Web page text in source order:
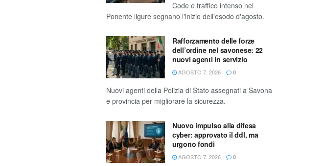
Code e traffico intenso nel
Ponente ligure segnano l'inizio dell'esodo d'agosto.
Rafforzamento delle forze
dell’ordine nel savonese: 22
nuovi agenti in servizio
AGOSTO 7, 2026 0
Nuovi agenti della Polizia di Stato assegnati a Savona
e provincia per migliorare la sicurezza.
Nuovo impulso alla difesa
cyber: approvato il ddl, ma
urgono fondi
AGOSTO 7, 2026 0